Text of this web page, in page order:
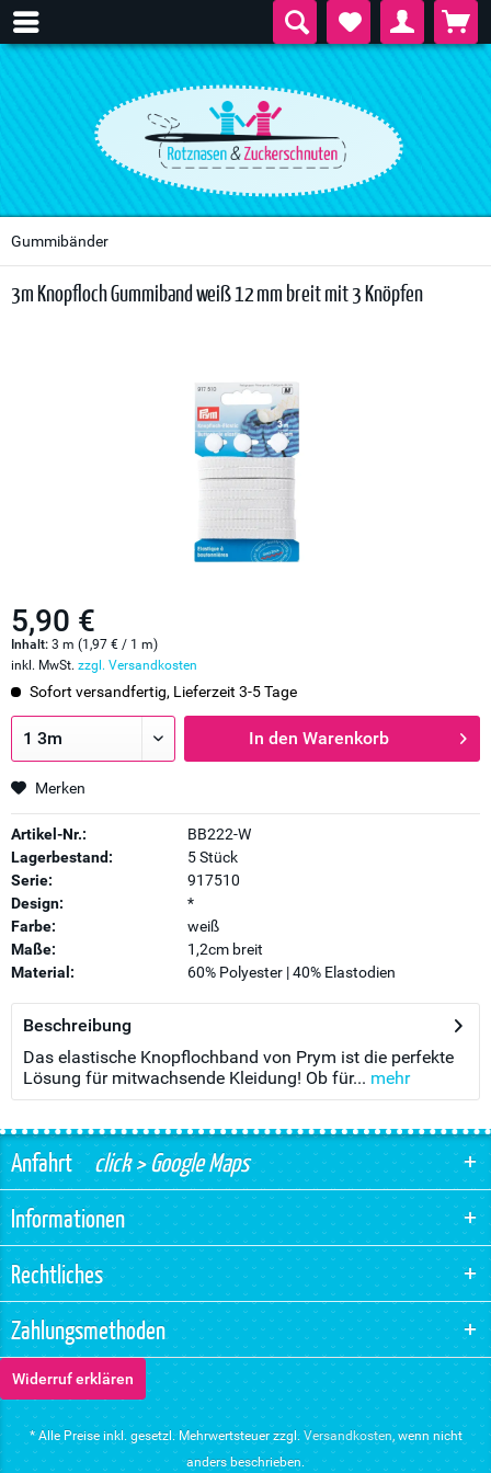
Gummibänder
3m Knopfloch Gummiband weiß 12 mm breit mit 3 Knöpfen
5,90 €
Inhalt: 3 m (1,97 € / 1 m)
inkl. MwSt. zzgl. Versandkosten
Sofort versandfertig, Lieferzeit 3-5 Tage
In den Warenkorb
Merken
Artikel-Nr.:
BB222-W
Lagerbestand:
5 Stück
Serie:
917510
Design:
*
Farbe:
weiß
Maße:
1,2cm breit
Material:
60% Polyester | 40% Elastodien
Beschreibung
Das elastische Knopflochband von Prym ist die perfekte
Lösung für mitwachsende Kleidung! Ob für... mehr
Anfahrtclick > Google Maps
Informationen
Rechtliches
Zahlungsmethoden
Widerruf erklären
* Alle Preise inkl. gesetzl. Mehrwertsteuer zzgl. Versandkosten, wenn nicht
anders beschrieben.